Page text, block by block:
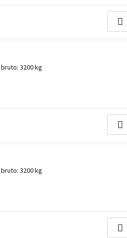
3200 kg
3200 kg